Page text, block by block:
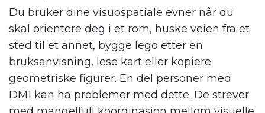
Du bruker dine visuospatiale evner når du
skal orientere deg i et rom, huske veien fra et
sted til et annet, bygge lego etter en
bruksanvisning, lese kart eller kopiere
geometriske figurer. En del personer med
DM1 kan ha problemer med dette. De strever